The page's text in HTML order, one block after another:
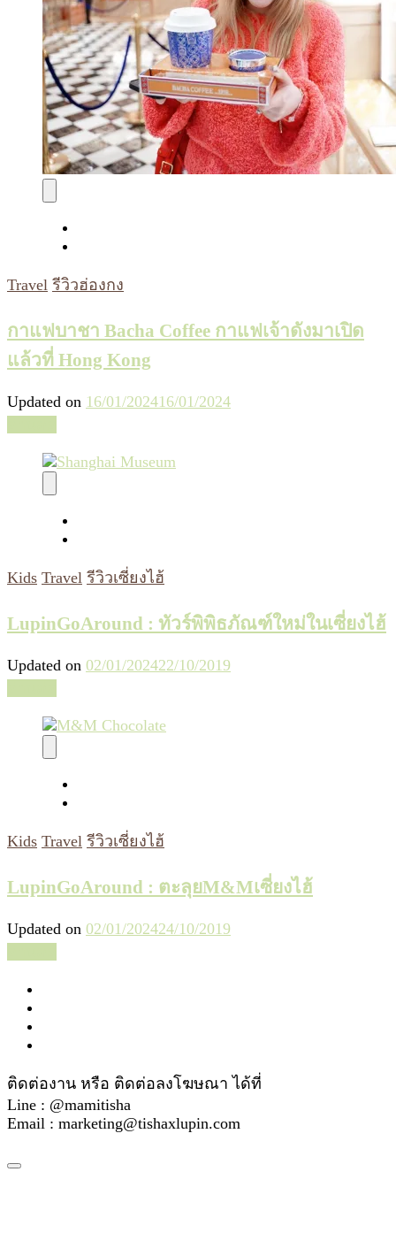
Travel รีวิวฮ่องกง
กาแฟบาชา Bacha Coffee กาแฟเจ้าดังมาเปิด
แล้วที่ Hong Kong
Updated on 16/01/202416/01/2024
Kids Travel รีวิวเซี่ยงไฮ้
LupinGoAround : ทัวร์พิพิธภัณฑ์ใหม่ในเซี่ยงไฮ้
Updated on 02/01/202422/10/2019
Kids Travel รีวิวเซี่ยงไฮ้
LupinGoAround : ตะลุยM&Mเซี่ยงไฮ้
Updated on 02/01/202424/10/2019
ติดต่องาน หรือ ติดต่อลงโฆษณา ได้ที่
Line : @mamitisha
Email : marketing@tishaxlupin.com